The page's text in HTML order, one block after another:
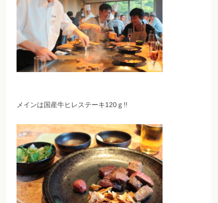
メインは国産牛ヒレステーキ120ｇ!!